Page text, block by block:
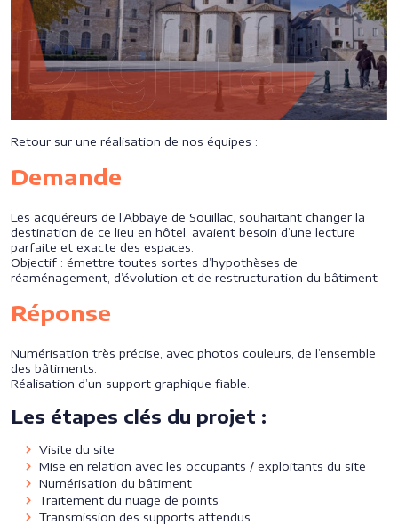
Retour sur une réalisation de nos équipes :
Demande
Les acquéreurs de l’Abbaye de Souillac, souhaitant changer la
destination de ce lieu en hôtel, avaient besoin d’une lecture
parfaite et exacte des espaces.
Objectif : émettre toutes sortes d’hypothèses de
réaménagement, d’évolution et de restructuration du bâtiment
Réponse
Numérisation très précise, avec photos couleurs, de l’ensemble
des bâtiments.
Réalisation d’un support graphique fiable.
Les étapes clés du projet :
Visite du site
Mise en relation avec les occupants / exploitants du site
Numérisation du bâtiment
Traitement du nuage de points
Transmission des supports attendus